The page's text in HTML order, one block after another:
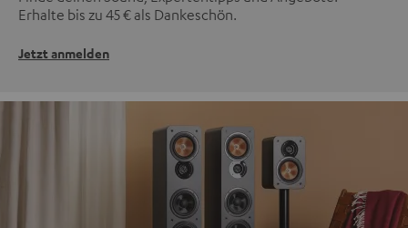
Erhalte bis zu 45 € als Dankeschön.
Jetzt anmelden